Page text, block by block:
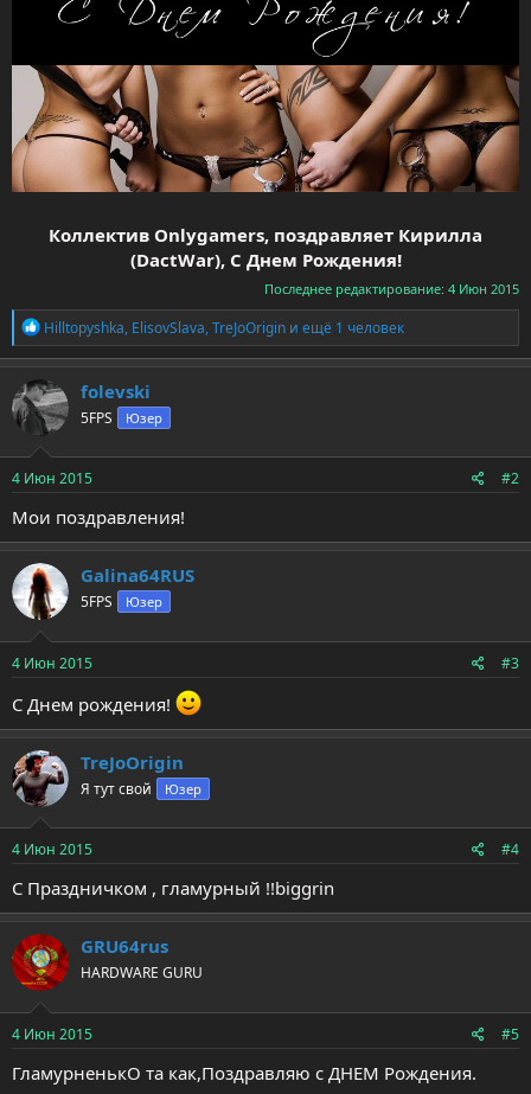
Коллектив Onlygamers, поздравляет Кирилла
(DactWar), С Днем Рождения!
Последнее редактирование: 4 Июн 2015
Р
е
а
к
ц
и
и
:
Hilltopyshka, ElisovSlava,TreJoOrigin и ещё 1 человек
folevski
5FPS Юзер
4 Июн 2015 #2
Мои поздравления!
Galina64RUS
5FPS Юзер
4 Июн 2015 #3
С Днем рождения!
TreJoOrigin
Я тут свой Юзер
4 Июн 2015 #4
С Праздничком , гламурный !!biggrin
GRU64rus
HARDWARE GURU
4 Июн 2015 #5
ГламурненькО та как,Поздравляю с ДНЕМ Рождения.